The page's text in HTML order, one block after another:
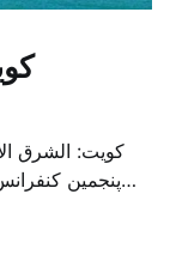
کویت: الشرق
پنجمین
متخصص از